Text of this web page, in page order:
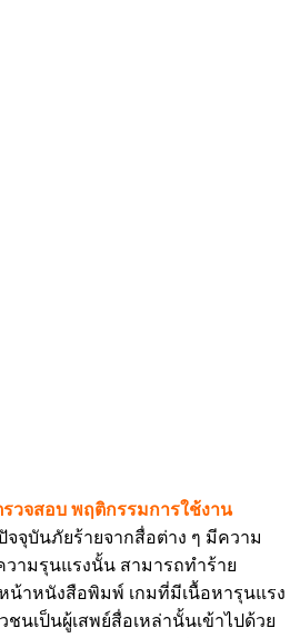
วจสอบ พฤติกรรมการใช้งาน
จจุบันภัยร้ายจากสื่อต่าง ๆ มีความ
ามรุนแรงนั้น สามารถทำร้าย
น้าหนังสือพิมพ์ เกมที่มีเนื้อหารุนแรง
นเป็นผู้เสพย์สื่อเหล่านั้นเข้าไปด้วย